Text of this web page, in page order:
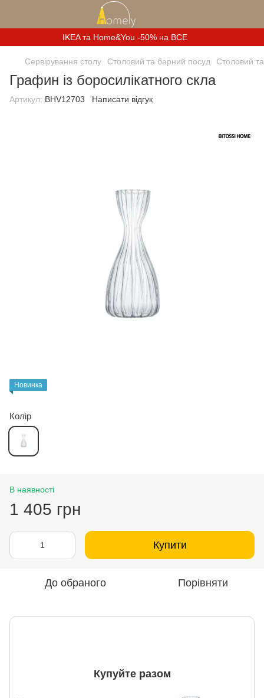
IKEA та Home&You -50% на ВСЕ
Сервірування столу Столовий та барний посуд Столовий
Графин із боросилікатного скла
Артикул: BHV12703 Написати відгук
Новинка
Колір
В наявності
1 405 грн
Купити
До обраного Порівняти
Купуйте разом